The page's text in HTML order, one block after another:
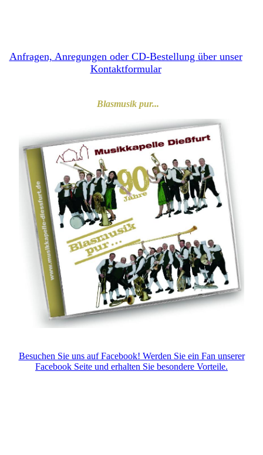
Anfragen, Anregungen oder CD-Bestellung über unser
Kontaktformular
Blasmusik pur...
Besuchen Sie uns auf Facebook! Werden Sie ein Fan unserer
Facebook Seite und erhalten Sie besondere Vorteile.